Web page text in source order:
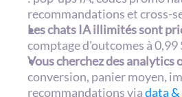
recommandations et cross-
Les chats IA illimités sont
comptage d'outcomes à 0,99
Vous cherchez des analytics
conversion, panier moyen,
recommandations via data